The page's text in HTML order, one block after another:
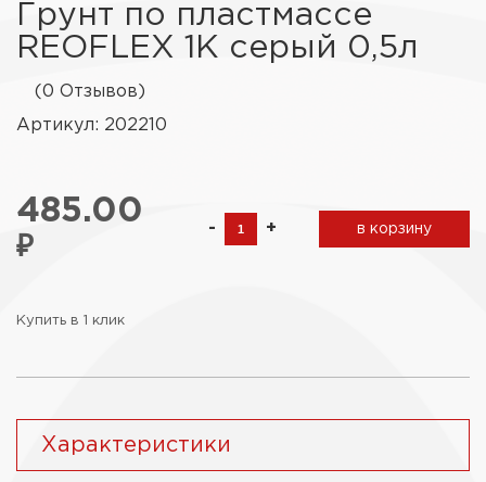
Грунт по пластмассе
REOFLEX 1К серый 0,5л
(0 Отзывов)
Артикул: 202210
485.00
₽
- + в корзину
Купить в 1 клик
Характеристики